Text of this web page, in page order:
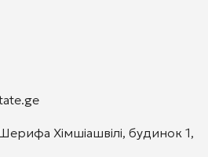
Шерифа Хімшіашвілі, будинок 1,